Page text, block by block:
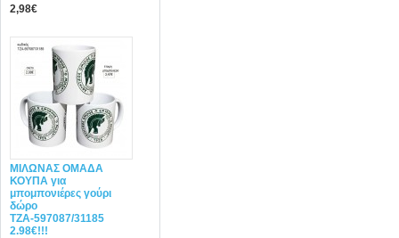
2,98€
ΜΙΛΩΝΑΣ ΟΜΑΔΑ
ΚΟΥΠΑ για
μπομπονιέρες γούρι
δώρο
ΤΖΑ-597087/31185
2.98€!!!